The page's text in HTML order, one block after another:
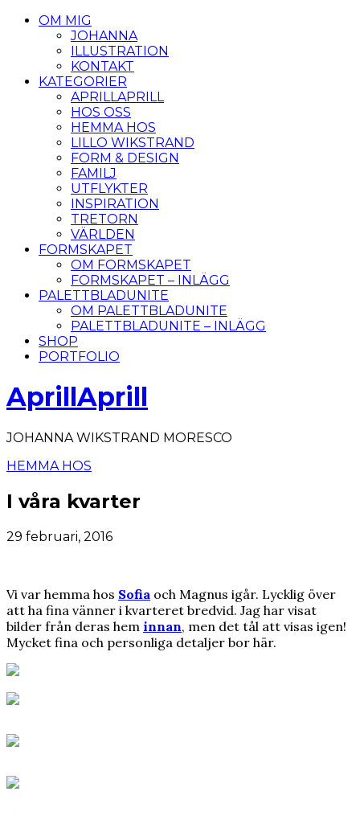
OM MIG
JOHANNA
ILLUSTRATION
KONTAKT
KATEGORIER
APRILLAPRILL
HOS OSS
HEMMA HOS
LILLO WIKSTRAND
FORM & DESIGN
FAMILJ
UTFLYKTER
INSPIRATION
TRETORN
VÄRLDEN
FORMSKAPET
OM FORMSKAPET
FORMSKAPET – INLÄGG
PALETTBLADUNITE
OM PALETTBLADUNITE
PALETTBLADUNITE – INLÄGG
SHOP
PORTFOLIO
AprillAprill
JOHANNA WIKSTRAND MORESCO
HEMMA HOS
I våra kvarter
29 februari, 2016
Vi var hemma hos Sofia och Magnus igår. Lycklig över
att ha fina vänner i kvarteret bredvid. Jag har visat
bilder från deras hem innan, men det tål att visas igen!
Mycket fina och personliga detaljer bor här.